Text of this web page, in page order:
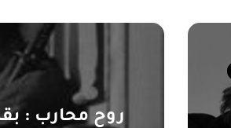
روح محارب :